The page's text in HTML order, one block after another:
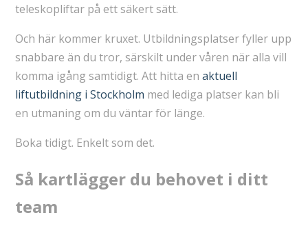
teleskopliftar på ett säkert sätt.
Och här kommer kruxet. Utbildningsplatser fyller upp
snabbare än du tror, särskilt under våren när alla vill
komma igång samtidigt. Att hitta en aktuell
liftutbildning i Stockholm med lediga platser kan bli
en utmaning om du väntar för länge.
Boka tidigt. Enkelt som det.
Så kartlägger du behovet i ditt
team